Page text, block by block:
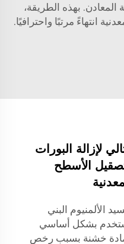
بهذه الطريقة،
انتهاءً مرتبًا واحترافيًا.
لإزالة البورات
الأسطح
الألمنيوم البني
بشكل أساسي
خشنة بسبب رخص